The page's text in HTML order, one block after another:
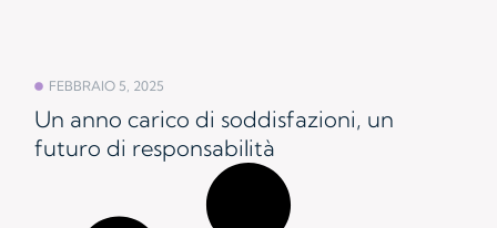
FEBBRAIO 5, 2025
Un anno carico di soddisfazioni, un
futuro di responsabilità